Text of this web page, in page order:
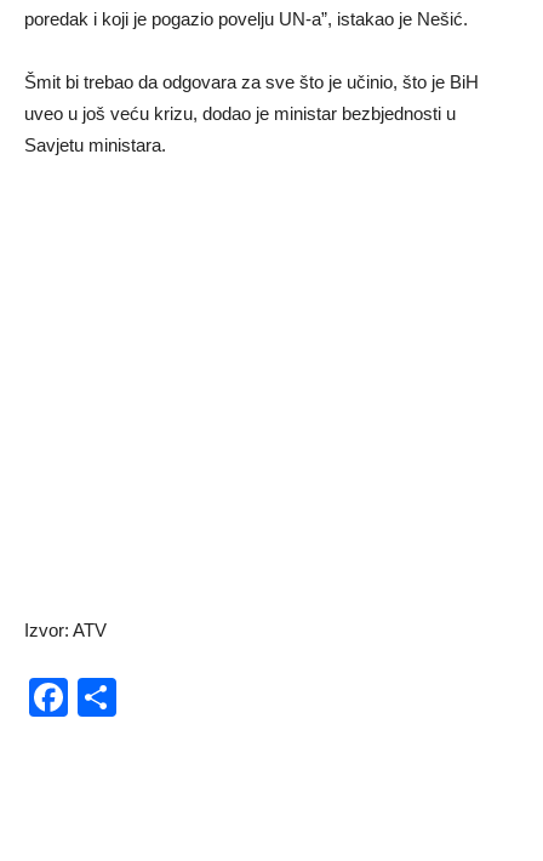
poredak i koji je pogazio povelju UN-a”, istakao je Nešić.
Šmit bi trebao da odgovara za sve što je učinio, što je BiH
uveo u još veću krizu, dodao je ministar bezbjednosti u
Savjetu ministara.
Izvor: ATV
Facebook